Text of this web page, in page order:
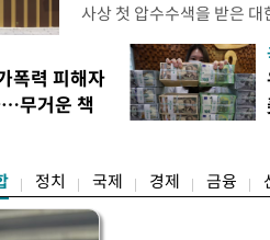
사상 첫 압수수색을 받은
거지면서 그야말로 쑥대
심판 성 접대 파문까지 파
돌이킬 수 없는 지경까지
홍명보 전 감독을 국가대
폭력 피해자
무거운 책
정치 국제 경제 금융